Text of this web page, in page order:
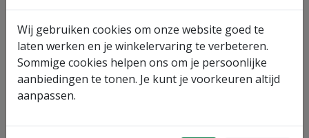
Wij gebruiken cookies om onze website goed te
laten werken en je winkelervaring te verbeteren.
Sommige cookies helpen ons om je persoonlijke
aanbiedingen te tonen. Je kunt je voorkeuren altijd
aanpassen.
320 i
Vermogen
125 kW (170 pk)
Bouwjaar
11.2012 – 06.2016
Snel naar merken
BMW